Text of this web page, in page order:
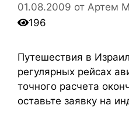
01.08.2009 от Артем
196
Путешествия в
регулярных рейсах
точного расчета
оставьте заявку на